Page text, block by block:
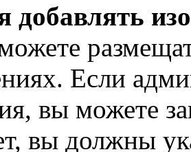
добавлять
Если
вы можете
вы должны